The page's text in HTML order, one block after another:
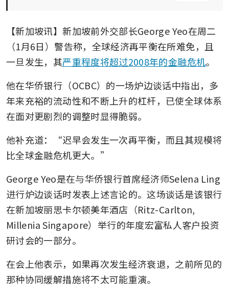
【新加坡讯】新加坡前外交部长George Yeo在周二
（1月6日）警告称，全球经济再平衡在所难免，且
一旦发生，其严重程度将超过2008年的金融危机。
他在华侨银行（OCBC）的一场炉边谈话中指出，多
年来充裕的流动性和不断上升的杠杆，已使全球体系
在面对更剧烈的调整时显得脆弱。
他补充道：“迟早会发生一次再平衡，而且其规模将
比全球金融危机更大。”
George Yeo是在与华侨银行首席经济师Selena Ling
进行炉边谈话时发表上述言论的。这场谈话是该银行
在新加坡丽思卡尔顿美年酒店（Ritz-Carlton,
Millenia Singapore）举行的年度宏富私人客户投资
研讨会的一部分。
在会上他表示，如果再次发生经济衰退，之前所见的
那种协同缓解措施将不太可能重演。